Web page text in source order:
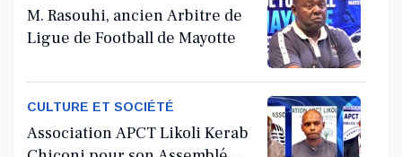
M. Rasouhi, ancien Arbitre de
Ligue de Football de Mayotte
CULTURE ET SOCIÉTÉ
Association APCT Likoli Kerab